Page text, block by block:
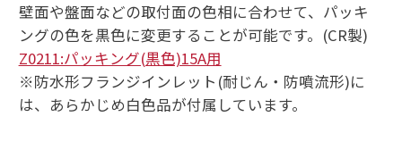
壁面や盤面などの取付面の色相に合わせて、パッキ
ングの色を黒色に変更することが可能です。(CR製)
Z0211:パッキング(黒色)15A用
※防水形フランジインレット(耐じん・防噴流形)に
は、あらかじめ白色品が付属しています。